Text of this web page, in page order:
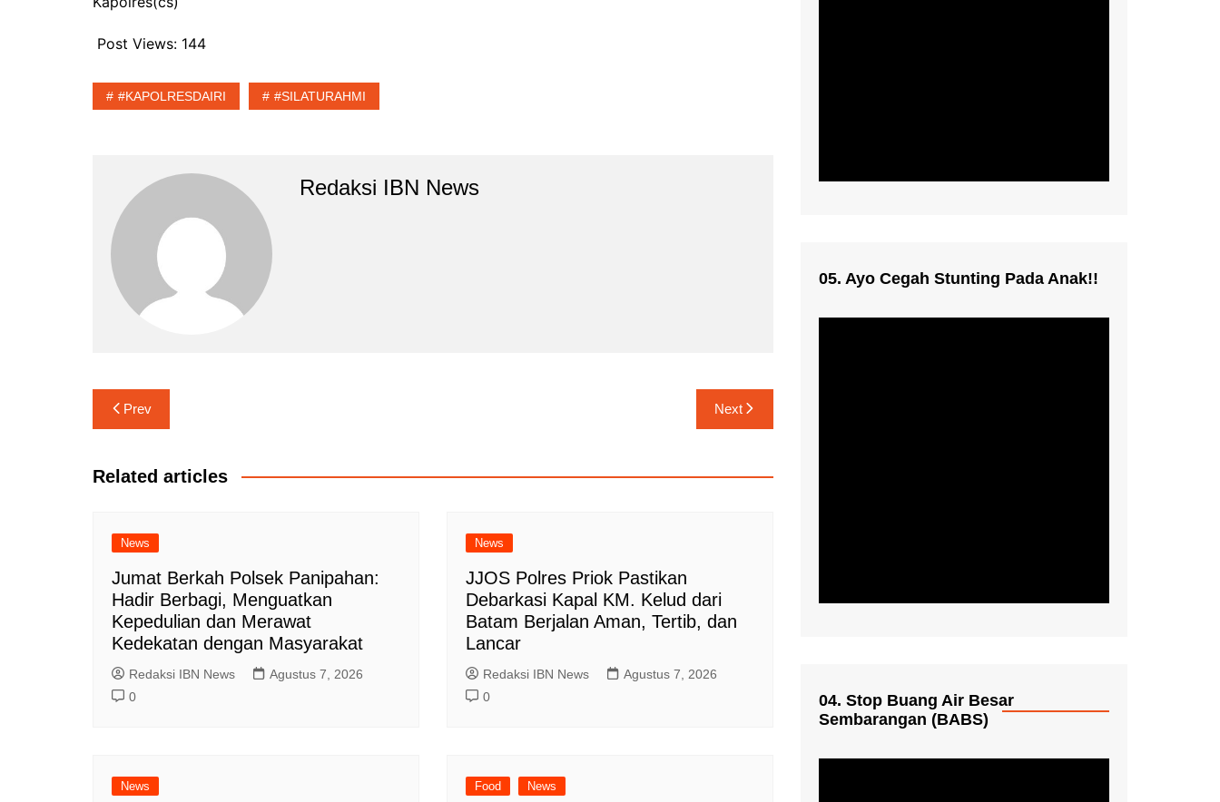
Post Views: 144
#KAPOLRESDAIRI #SILATURAHMI
Redaksi IBN News
Navigasi
pos
Prev Next
Related articles
News
Jumat Berkah Polsek Panipahan:
Hadir Berbagi, Menguatkan
Kepedulian dan Merawat
Kedekatan dengan Masyarakat
Redaksi IBN News
Agustus 7, 2026
0
News
JJOS Polres Priok Pastikan
Debarkasi Kapal KM. Kelud dari
Batam Berjalan Aman, Tertib, dan
Lancar
Redaksi IBN News
Agustus 7, 2026
0
News Food News
05. Ayo Cegah Stunting Pada Anak!!
04. Stop Buang Air Besar
Sembarangan (BABS)